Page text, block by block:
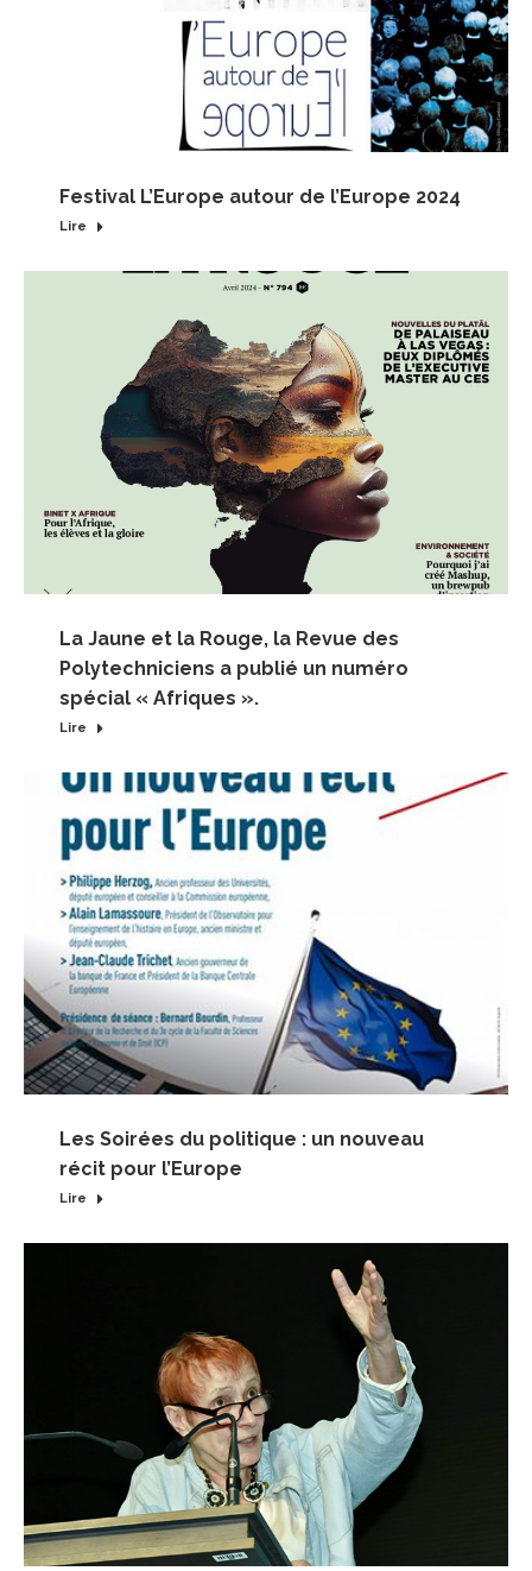
Festival L’Europe autour de l’Europe 2024
Lire
La Jaune et la Rouge, la Revue des
Polytechniciens a publié un numéro
spécial « Afriques ».
Lire
Les Soirées du politique : un nouveau
récit pour l’Europe
Lire